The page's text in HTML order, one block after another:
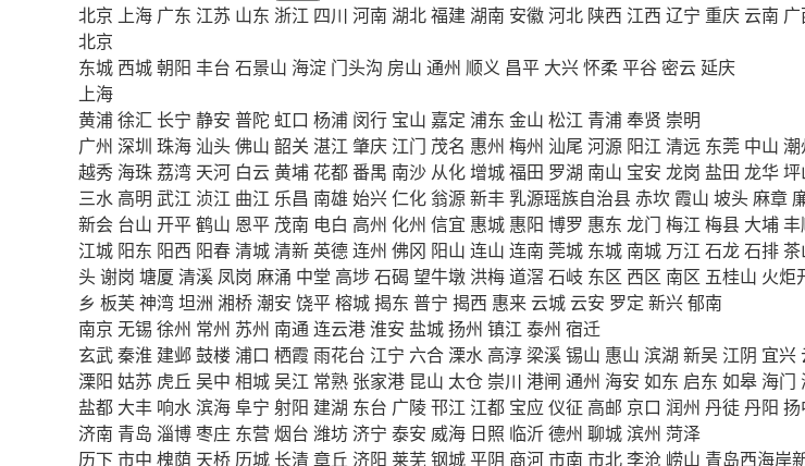
北京 上海 广东 江苏 山东 浙江 四川 河南 湖北福建湖南 安徽河北 陕西 江西 辽宁 重庆 云南
北京
东城 西城朝阳 丰台 石景山 海淀 门头沟 房山 通州 顺义 昌平 大兴怀柔平谷 密云延庆
上海
黄浦徐汇 长宁 静安 普陀 虹口 杨浦 闵行 宝山 嘉定 浦东 金山 松江 青浦奉贤 崇明
广州 深圳 珠海 汕头佛山 韶关 湛江 肇庆 江门 茂名 惠州 梅州 汕尾 河源 阳江 清远 东莞 中山 潮
越秀 海珠 荔湾 天河 白云黄埔 花都番禺 南沙 从化增城福田 罗湖 南山 宝安 龙岗 盐田 龙华坪
三水 高明 武江 浈江 曲江 乐昌 南雄 始兴仁化 翁源新丰乳源瑶族自治县赤坎 霞山 坡头麻章
新会 台山 开平鹤山 恩平 茂南 电白 高州 化州 信宜 惠城 惠阳 博罗 惠东 龙门 梅江 梅县 大埔
江城 阳东 阳西 阳春清城清新 英德连州 佛冈 阳山 连山 连南 莞城 东城 南城 万江 石龙石排茶
头谢岗 塘厦 清溪 凤岗 麻涌 中堂 高埗石碣 望牛墩 洪梅道滘 石岐 东区 西区 南区 五桂山 火炬
乡 板芙 神湾坦洲 湘桥潮安 饶平榕城揭东 普宁 揭西 惠来 云城 云安 罗定 新兴郁南
南京 无锡 徐州 常州 苏州 南通连云港淮安 盐城扬州 镇江 泰州 宿迁
玄武秦淮 建邺鼓楼 浦口 栖霞 雨花台 江宁 六合 溧水 高淳 梁溪锡山 惠山 滨湖 新吴 江阴 宜兴
溧阳 姑苏 虎丘 吴中 相城吴江 常熟 张家港 昆山 太仓 崇川 港闸 通州 海安 如东 启东 如皋 海门
盐都 大丰 响水滨海阜宁 射阳 建湖 东台 广陵邗江 江都 宝应 仪征 高邮 京口 润州 丹徒丹阳 扬
济南 青岛 淄博枣庄 东营 烟台 潍坊济宁 泰安 威海 日照 临沂德州 聊城滨州 菏泽
历下市中 槐荫 天桥 历城 长清章丘 济阳 莱芜钢城平阴 商河市南 市北李沧 崂山 青岛西海岸